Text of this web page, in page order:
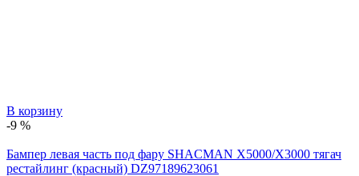
В корзину
-9 %
Бампер левая часть под фару SHACMAN X5000/X3000 тягач
рестайлинг (красный) DZ97189623061